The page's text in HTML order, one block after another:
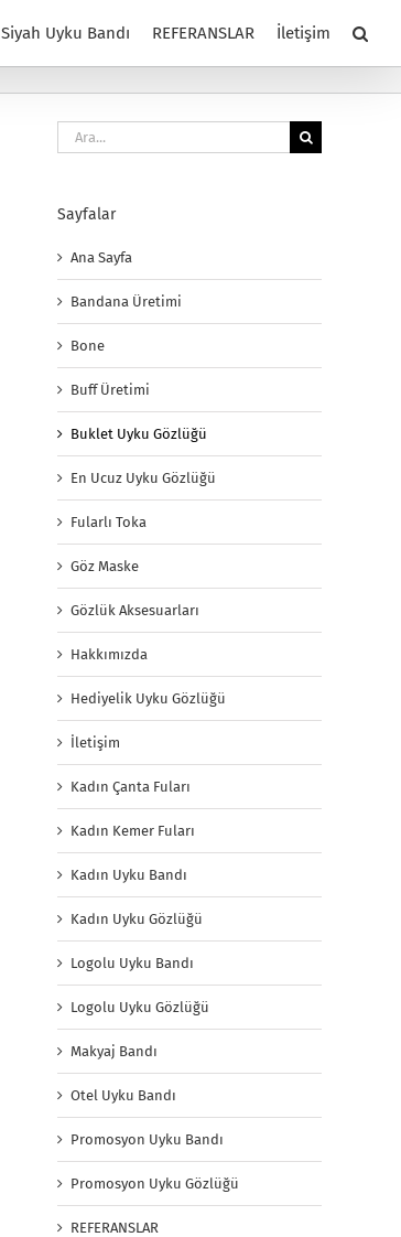
Siyah Uyku Bandı REFERANSLAR İletişim
Ara:
Sayfalar
Ana Sayfa
Bandana Üretimi
Bone
Buff Üretimi
Buklet Uyku Gözlüğü
En Ucuz Uyku Gözlüğü
Fularlı Toka
Göz Maske
Gözlük Aksesuarları
Hakkımızda
Hediyelik Uyku Gözlüğü
İletişim
Kadın Çanta Fuları
Kadın Kemer Fuları
Kadın Uyku Bandı
Kadın Uyku Gözlüğü
Logolu Uyku Bandı
Logolu Uyku Gözlüğü
Makyaj Bandı
Otel Uyku Bandı
Promosyon Uyku Bandı
Promosyon Uyku Gözlüğü
REFERANSLAR